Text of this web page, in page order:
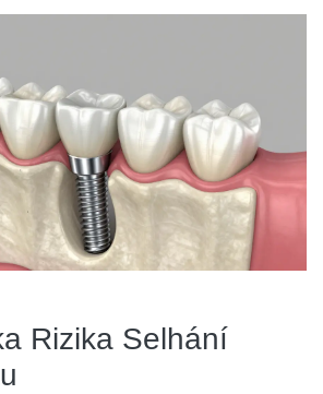
Rizika Selhání